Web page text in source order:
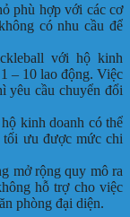
phù hợp với các cơ
có nhu cầu để
với hộ kinh
– 10 lao động. Việc
yêu cầu chuyển đổi
kinh doanh có thể
ưu được mức chi
mở rộng quy mô ra
hỗ trợ cho việc
phòng đại diện.